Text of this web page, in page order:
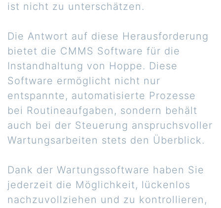
ist nicht zu unterschätzen.
Die Antwort auf diese Herausforderung
bietet die CMMS Software für die
Instandhaltung von Hoppe. Diese
Software ermöglicht nicht nur
entspannte, automatisierte Prozesse
bei Routineaufgaben, sondern behält
auch bei der Steuerung anspruchsvoller
Wartungsarbeiten stets den Überblick.
Dank der Wartungssoftware haben Sie
jederzeit die Möglichkeit, lückenlos
nachzuvollziehen und zu kontrollieren,